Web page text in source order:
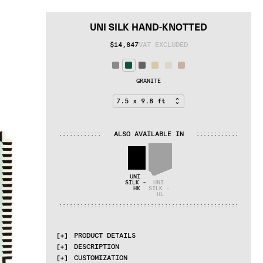
UNI SILK HAND-KNOTTED
$14,847VAT EXCLUDED
GRANITE
: : : : : : : : : : : : ALSO AVAILABLE IN : : : : : : : : : : : :
UNI
SILK -
HK
UNI
SILK -
HL
: : : : : : : : : : : : : : : : : : : : : : : : : : : : : : : : : : : : : : : : : : : : : : : : : : :
PRODUCT DETAILS
MATERIALS
100% Silk
DESCRIPTION
CUSTOMIZATION